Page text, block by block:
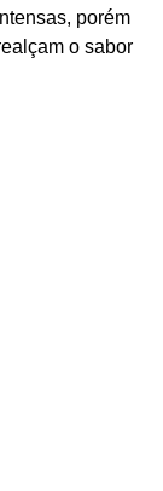
porém
o sabor